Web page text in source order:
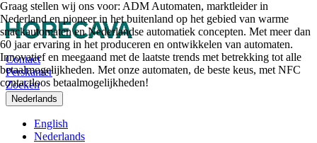
Contact
Perskamer
Zoeken
Nederlands
English
Nederlands
Graag stellen wij ons voor: ADM Automaten, marktleider in
Nederland en pioneer in het buitenland op het gebied van warme
snackautomaten en Nederlandse automatiek concepten. Met meer dan
60 jaar ervaring in het produceren en ontwikkelen van automaten.
Innovatief en meegaand met de laatste trends met betrekking tot alle
betaalmogelijkheden. Met onze automaten, de beste keus, met NFC
contactloos betaalmogelijkheden!